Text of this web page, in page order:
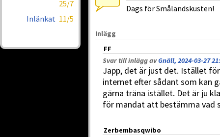
25/7
Inlänkat 11/5
Dags för Smålandskusten!
Inlägg
FF
Svar till inlägg avGnäll, 2024-03-27
Japp, det är just det. Istället
internet efter sådant som kan
gärna träna istället. Det är ju
för mandat att bestämma vad
Zerbembasqwibo